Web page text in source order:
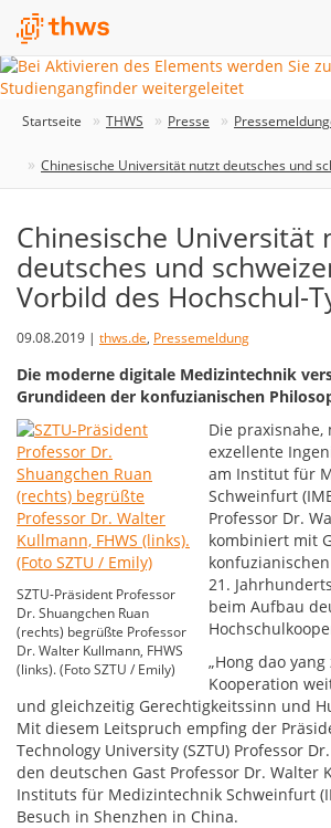
Startseite THWS Presse
Chinesische Universität nutzt deutsches und
Chinesische Universität
deutsches und
Vorbild des Hochschul-
09.08.2019 | thws.de, Pressemeldung
Die moderne digitale Medizintechnik
Grundideen der konfuzianischen
SZTU-Präsident Professor
Dr. Shuangchen Ruan
(rechts) begrüßte Professor
Dr. Walter Kullmann, FHWS
(links). (Foto SZTU / Emily)
Die praxisnahe,
exzellente
am Institut für
Schweinfurt
Professor Dr.
kombiniert mit
21.
beim Aufbau
„Hong dao yang
Kooperation
und gleichzeitig Gerechtigkeitssinn und
Mit diesem Leitspruch empfing der
Technology University (SZTU) Professor
den deutschen Gast Professor Dr. Walter
Instituts für Medizintechnik Schweinfurt
Besuch in Shenzhen in China.